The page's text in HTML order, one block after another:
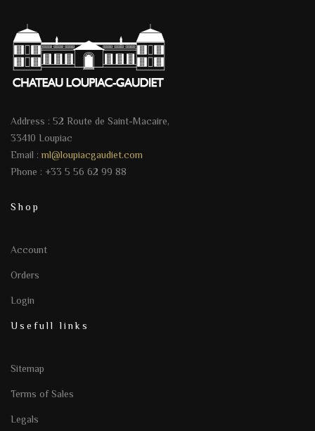
Address : 52 Route de Saint-Macaire,
33410 Loupiac
Email :ml@loupiacgaudiet.com
Phone : +33 5 56 62 99 88
Shop
Account
Orders
Login
Usefull links
Sitemap
Terms of Sales
Legals